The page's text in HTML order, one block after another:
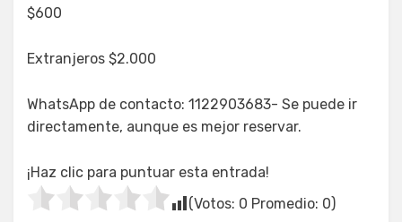
$600
Extranjeros $2.000
WhatsApp de contacto: 1122903683- Se puede ir
directamente, aunque es mejor reservar.
¡Haz clic para puntuar esta entrada!
(Votos: 0 Promedio: 0)